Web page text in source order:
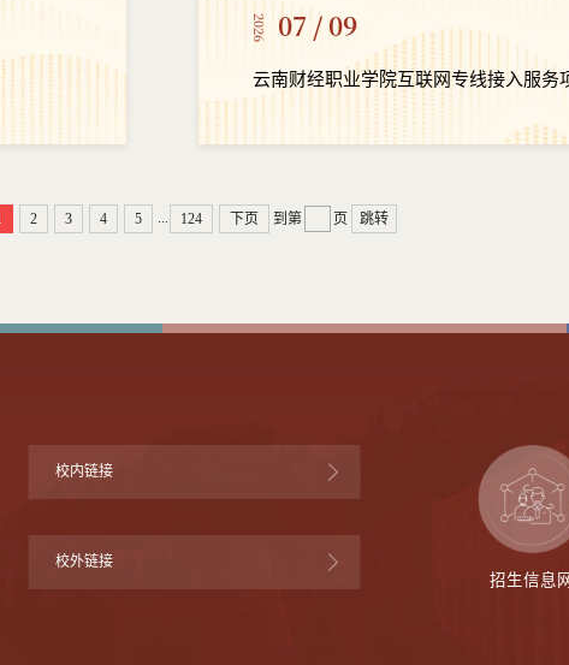
2026 07 / 09
云南财经职业学院互联网专线接入服务
2 3 4 5 ... 124 下页 到第 页 跳转
校内链接
校外链接
招生信息